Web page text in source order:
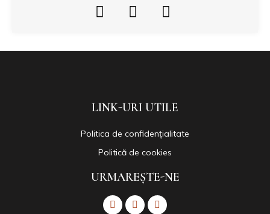
LINK-URI UTILE
Politica de confidențialitate
Politică de cookies
URMAREȘTE-NE